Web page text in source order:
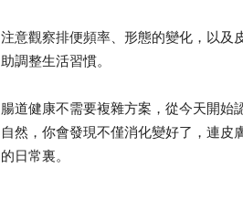
注意觀察排便頻率、形態的變化，以及
助調整生活習慣。
腸道健康不需要複雜方案，從今天開始
自然，你會發現不僅消化變好了，連
的日常裏。